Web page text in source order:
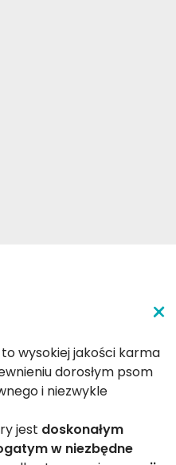
to wysokiej jakości karma
dorosłym psom
i niezwykle
jest doskonałym
w niezbędne